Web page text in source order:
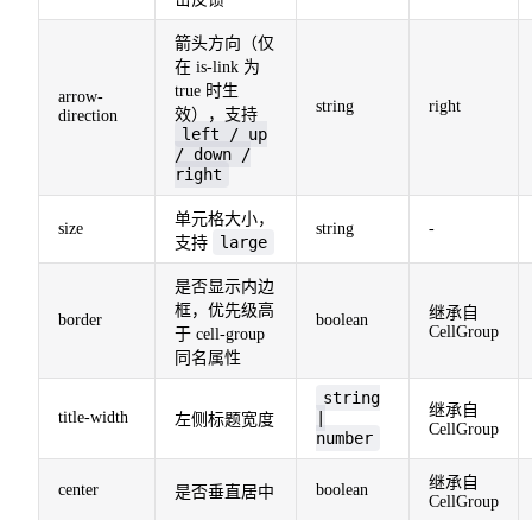
arrow-
direction
箭头方向（仅
在 is-link 为
true 时生
效），支持
left / up
/ down /
right
string right
size
单元格大小，
支持
large
string -
border
是否显示内边
框，优先级高
于 cell-group
同名属性
boolean
继承自
CellGroup
title-width 左侧标题宽度
string
|
number
继承自
CellGroup
center 是否垂直居中 boolean
继承自
CellGroup